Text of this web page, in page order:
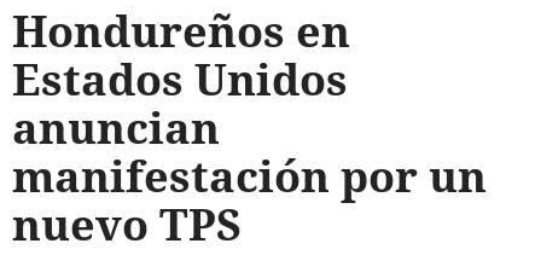
Hondureños en
Estados Unidos
anuncian
manifestación por un
nuevo TPS